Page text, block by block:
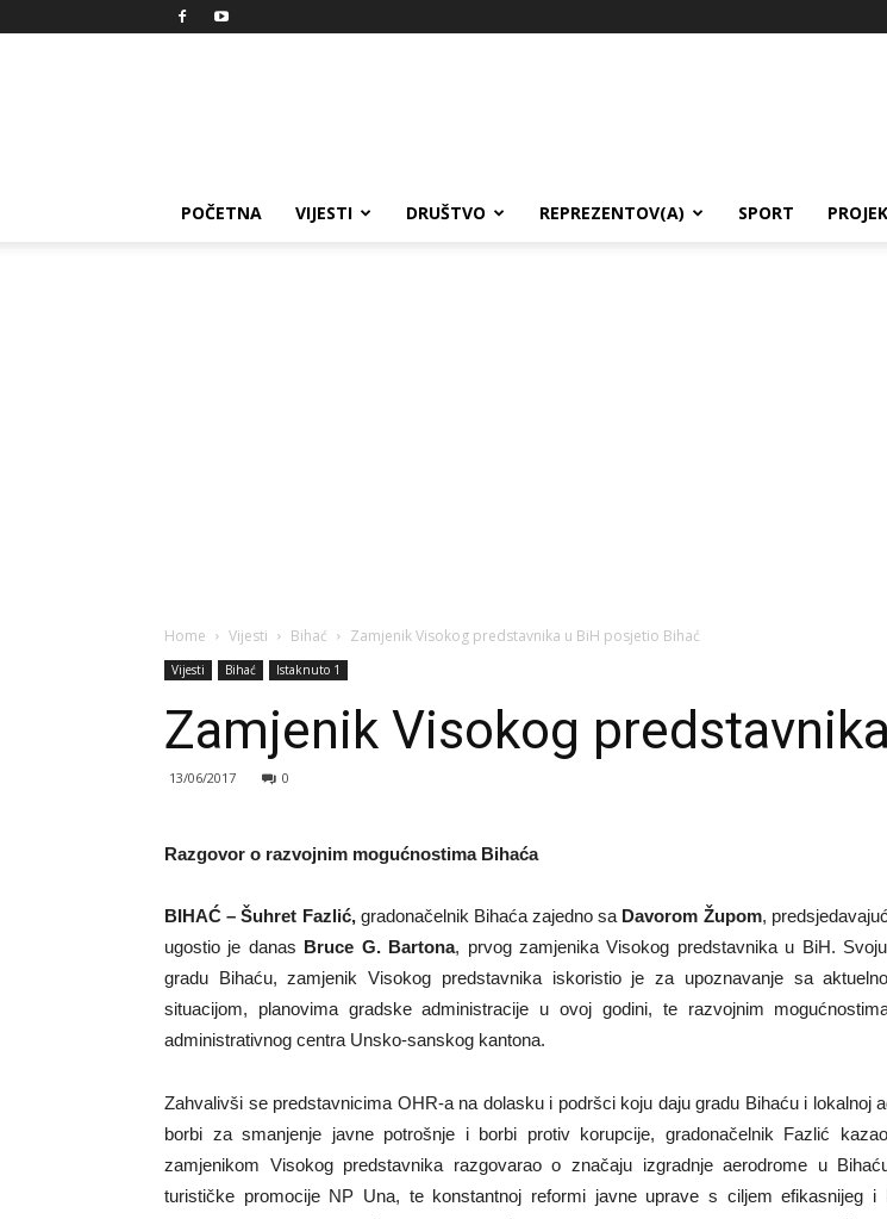
POČETNA VIJESTI DRUŠTVO REPREZENTOV(A) SPORT
Home Vijesti Bihać Zamjenik Visokog predstavnika u BiH posjetio Bihać
Vijesti Bihać Istaknuto 1
Zamjenik Visokog
13/06/2017 0
Razgovor o razvojnim mogućnostima Bihaća
BIHAĆ – Šuhret Fazlić,gradonačelnik Bihaća zajedno sa Davorom Župom,
ugostio je danas Bruce G. Bartona, prvog zamjenika Visokog predstavnika u BiH.
gradu Bihaću, zamjenik Visokog predstavnika iskoristio je za upoznavanje sa
situacijom, planovima gradske administracije u ovoj godini, te razvojnim
administrativnog centra Unsko-sanskog kantona.
Zahvalivši se predstavnicima OHR-a na dolasku i podršci koju daju gradu Bihaću i lokalnoj
borbi za smanjenje javne potrošnje i borbi protiv korupcije, gradonačelnik Fazlić
zamjenikom Visokog predstavnika razgovarao o značaju izgradnje aerodrome u
turističke promocije NP Una, te konstantnoj reformi javne uprave s ciljem efikasnijeg i